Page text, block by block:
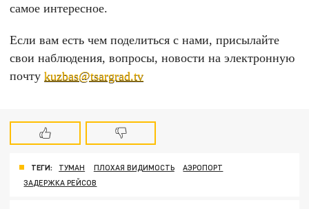
самое интересное.
Если вам есть чем поделиться с нами, присылайте
свои наблюдения, вопросы, новости на электронную
почтуkuzbas@tsargrad.tv
ТЕГИ: ТУМАН ПЛОХАЯ ВИДИМОСТЬ
АЭРОПОРТ
ЗАДЕРЖКА РЕЙСОВ